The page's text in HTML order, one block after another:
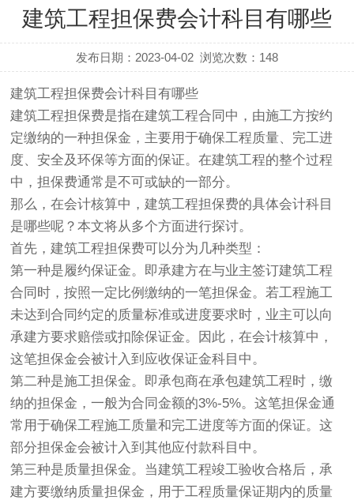
建筑工程担保费会计科目有哪些
发布日期：2023-04-02 浏览次数： 148
建筑工程担保费会计科目有哪些
建筑工程担保费是指在建筑工程合同中，由施工方按约
定缴纳的一种担保金，主要用于确保工程质量、完工进
度、安全及环保等方面的保证。在建筑工程的整个过程
中，担保费通常是不可或缺的一部分。
那么，在会计核算中，建筑工程担保费的具体会计科目
是哪些呢？本文将从多个方面进行探讨。
首先，建筑工程担保费可以分为几种类型：
第一种是履约保证金。即承建方在与业主签订建筑工程
合同时，按照一定比例缴纳的一笔担保金。若工程施工
未达到合同约定的质量标准或进度要求时，业主可以向
承建方要求赔偿或扣除保证金。因此，在会计核算中，
这笔担保金会被计入到应收保证金科目中。
第二种是施工担保金。即承包商在承包建筑工程时，缴
纳的担保金，一般为合同金额的3%-5%。这笔担保金通
常用于确保工程施工质量和完工进度等方面的保证。这
部分担保金会被计入到其他应付款科目中。
第三种是质量担保金。当建筑工程竣工验收合格后，承
建方要缴纳质量担保金，用于工程质量保证期内的质量